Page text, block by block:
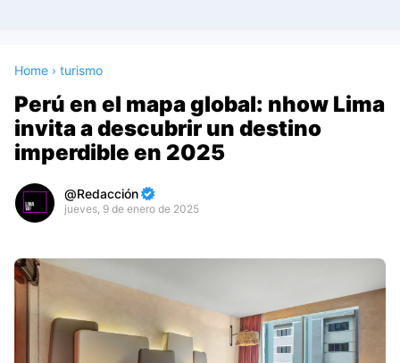
Home › turismo
Perú en el mapa global: nhow Lima
invita a descubrir un destino
imperdible en 2025
Redacción
jueves, 9 de enero de 2025
By
Raushan
With
Shroff
Templates